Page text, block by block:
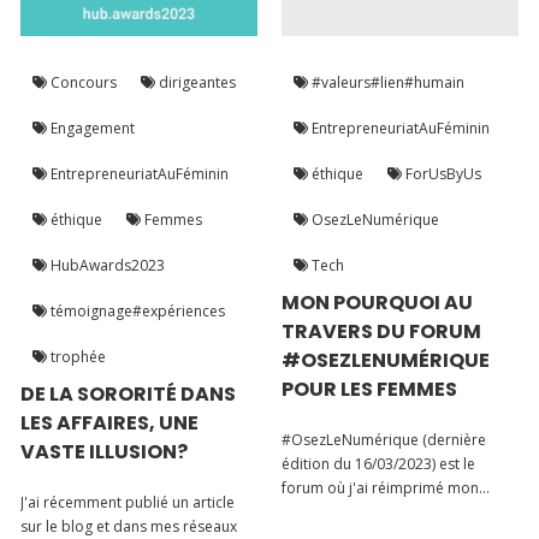
DE LA SORORITÉ DANS
LES AFFAIRES, UNE
VASTE ILLUSION?
J'ai récemment publié un article
sur le blog et dans mes réseaux
Concours dirigeantes
Engagement
EntrepreneuriatAuFéminin
éthique Femmes
HubAwards2023
témoignage#expériences
trophée
MON POURQUOI AU
TRAVERS DU FORUM
#OSEZLENUMÉRIQUE
POUR LES FEMMES
#OsezLeNumérique (dernière
édition du 16/03/2023) est le
forum où j'ai réimprimé mon
#valeurs#lien#humain
EntrepreneuriatAuFéminin
éthique ForUsByUs
OsezLeNumérique
Tech